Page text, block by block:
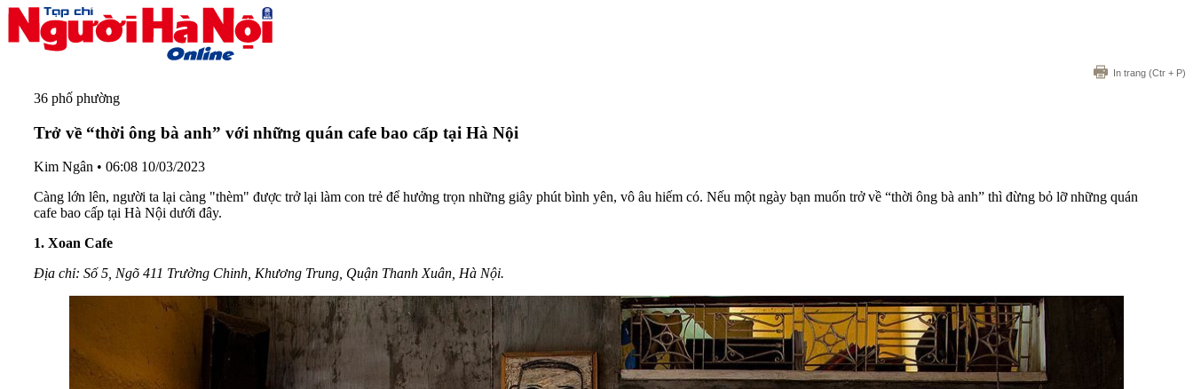
In trang (Ctr + P)
36 phố phường
Trở về “thời ông bà anh” với những quán cafe bao cấp tại Hà Nội
Kim Ngân • 06:08 10/03/2023
Càng lớn lên, người ta lại càng "thèm" được trở lại làm con trẻ để hưởng trọn những giây phút bình yên, vô âu hiếm có. Nếu một ngày bạn muốn trở về “thời ông bà anh” thì đừng bỏ lỡ những quán
cafe bao cấp tại Hà Nội dưới đây.
1. Xoan Cafe
Địa chỉ: Số 5, Ngõ 411 Trường Chinh, Khương Trung, Quận Thanh Xuân, Hà Nội.